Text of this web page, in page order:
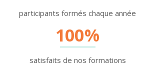
participants formés chaque année
100%
satisfaits de nos formations